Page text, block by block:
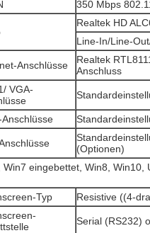
350 Mbps
Realtek HD
Line-In/Line-
Anschlüsse
Realtek
Anschluss
VGA-
(Optionen)
Win7 eingebettet, Win8, Win10,
Typ
Resistive ((4-
Serial (RS232)